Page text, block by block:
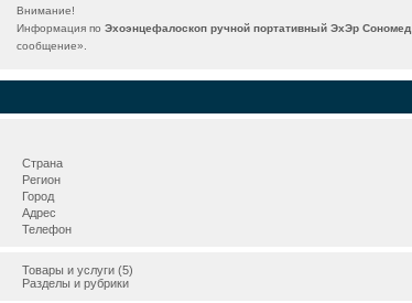
Внимание!
Информация по Эхоэнцефалоскоп ручной портативный ЭхЭр Сономед
сообщение».
Страна
Регион
Город
Адрес
Телефон
Товары и услуги (5)
Разделы и рубрики